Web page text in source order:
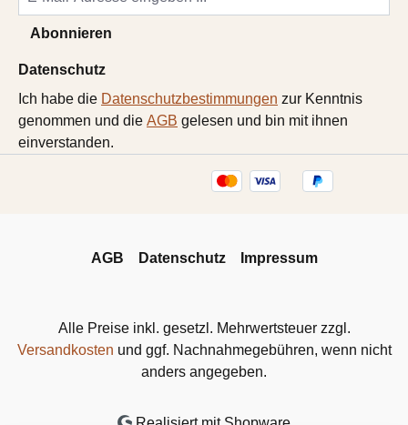
Abonnieren
Datenschutz
Ich habe die Datenschutzbestimmungen zur Kenntnis
genommen und die AGB gelesen und bin mit ihnen
einverstanden.
AGB Datenschutz Impressum
Alle Preise inkl. gesetzl. Mehrwertsteuer zzgl.
Versandkosten und ggf. Nachnahmegebühren, wenn nicht
anders angegeben.